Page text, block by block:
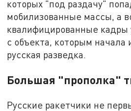
которых "под раздачу"
мобилизованные массы, а
квалифицированные кадры
с объекта, которым начала
русская разведка.
Большая "прополка"
Русские ракетчики не